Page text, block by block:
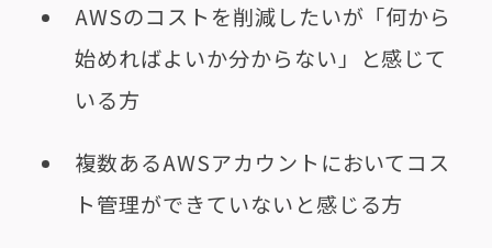
AWSのコストを削減したいが「何から
始めればよいか分からない」と感じて
いる方
複数あるAWSアカウントにおいてコス
ト管理ができていないと感じる方